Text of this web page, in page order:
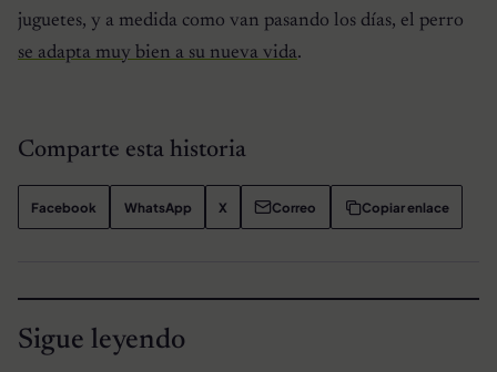
juguetes, y a medida como van pasando los días, el perro
se adapta muy bien a su nueva vida.
Comparte esta historia
Facebook WhatsApp X Correo Copiar enlace
Sigue leyendo